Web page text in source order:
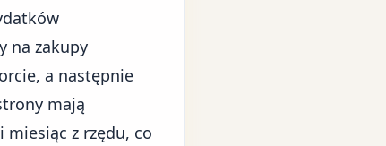
na zakupy
a następnie
mają
z rzędu, co